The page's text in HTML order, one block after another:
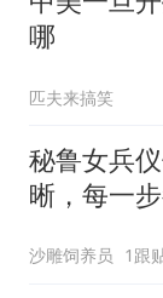
哪
匹夫来搞笑
秘鲁女兵
晰，每一
沙雕饲养员 1跟